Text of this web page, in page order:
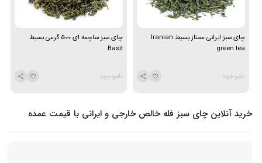
چای سبز ایرانی ممتاز بسیط Iranian
green tea
ناموجود
چای سبز ساچمه ای 500 گرمی بسیط
Basit
ناموجود
خرید آنلاین چای سبز فله خالص خارجی و ایرانی با قیمت عمده